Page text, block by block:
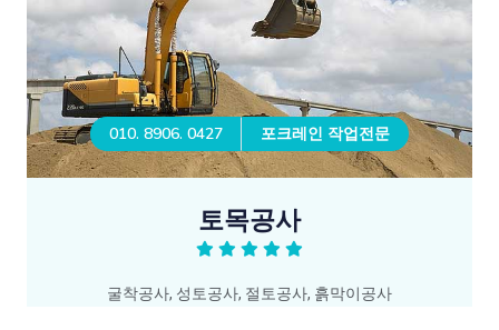
010. 8906. 0427 포크레인 작업전문
토목공사
굴착공사, 성토공사, 절토공사, 흙막이공사